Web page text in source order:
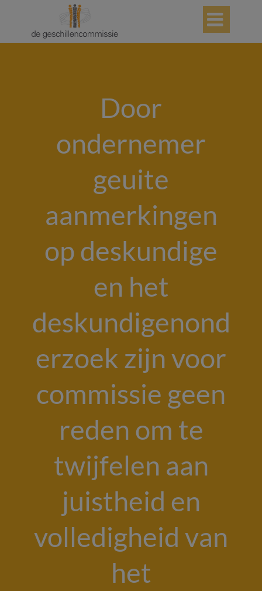

Door
ondernemer
geuite
aanmerkingen
op deskundige
en het
deskundigenond
erzoek zijn voor
commissie geen
reden om te
twijfelen aan
juistheid en
volledigheid van
het